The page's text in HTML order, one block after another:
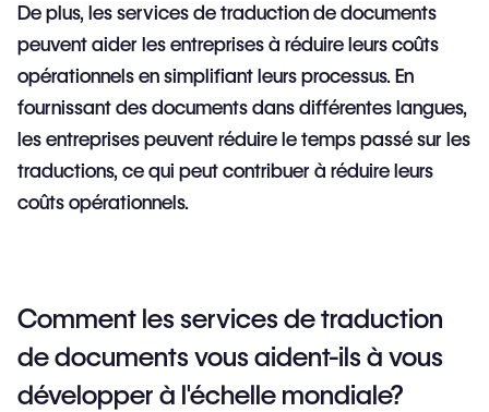
De plus, les services de traduction de documents
peuvent aider les entreprises à réduire leurs coûts
opérationnels en simplifiant leurs processus. En
fournissant des documents dans différentes langues,
les entreprises peuvent réduire le temps passé sur les
traductions, ce qui peut contribuer à réduire leurs
coûts opérationnels.
Comment les services de traduction
de documents vous aident-ils à vous
développer à l'échelle mondiale?